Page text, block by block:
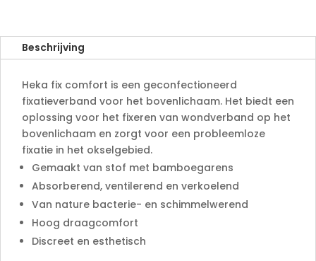
a
t
Beschrijving
Heka fix comfort is een geconfectioneerd
fixatieverband voor het bovenlichaam. Het biedt een
oplossing voor het fixeren van wondverband op het
bovenlichaam en zorgt voor een probleemloze
fixatie in het okselgebied.
Gemaakt van stof met bamboegarens
Absorberend, ventilerend en verkoelend
Van nature bacterie- en schimmelwerend
Hoog draagcomfort
Discreet en esthetisch